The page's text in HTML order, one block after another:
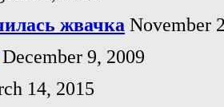
жвачка November
December 9, 2009
14, 2015